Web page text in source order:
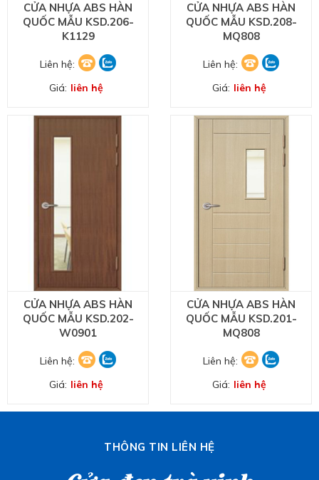
CỬA NHỰA ABS HÀN
QUỐC MẪU KSD.206-
K1129
Liên hệ:
Giá: liên hệ
CỬA NHỰA ABS HÀN
QUỐC MẪU KSD.208-
MQ808
Liên hệ:
Giá: liên hệ
CỬA NHỰA ABS HÀN
QUỐC MẪU KSD.202-
W0901
Liên hệ:
Giá: liên hệ
CỬA NHỰA ABS HÀN
QUỐC MẪU KSD.201-
MQ808
Liên hệ:
Giá: liên hệ
THÔNG TIN LIÊN HỆ